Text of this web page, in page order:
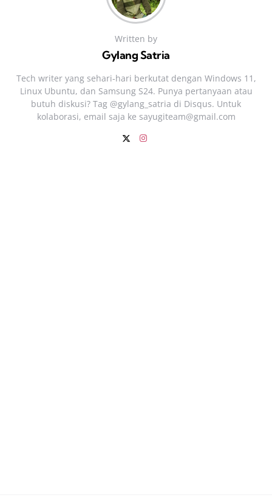
Written by
Gylang Satria
Tech writer yang sehari‑hari berkutat dengan Windows 11,
Linux Ubuntu, dan Samsung S24. Punya pertanyaan atau
butuh diskusi? Tag @gylang_satria di Disqus. Untuk
kolaborasi, email saja ke sayugiteam@gmail.com